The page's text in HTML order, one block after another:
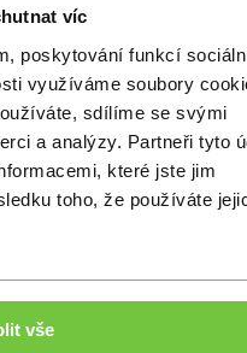
víc
poskytování funkcí
využíváme soubory
sdílíme se svými
a analýzy. Partneři tyto
které jste jim
toho, že používáte
vše